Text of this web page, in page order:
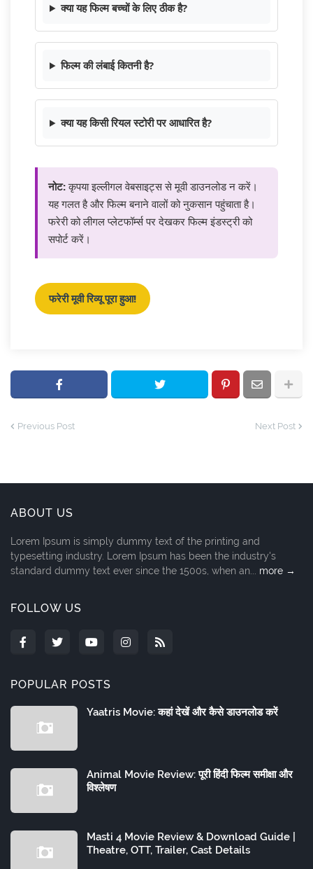
क्या यह फिल्म बच्चों के लिए ठीक है?
फिल्म की लंबाई कितनी है?
क्या यह किसी रियल स्टोरी पर आधारित है?
नोट:कृपया इल्लीगल वेबसाइट्स से मूवी डाउनलोड न करें।
यह गलत है और फिल्म बनाने वालों को नुकसान पहुंचाता है।
फरेरी को लीगल प्लेटफॉर्म्स पर देखकर फिल्म इंडस्ट्री को
सपोर्ट करें।
फरेरी मूवी रिव्यू पूरा हुआ!
Previous Post Next Post
ABOUT US
Lorem Ipsum is simply dummy text of the printing and
typesetting industry. Lorem Ipsum has been the industry's
standard dummy text ever since the 1500s, when an... more →
FOLLOW US
POPULAR POSTS
Yaatris Movie: कहां देखें और कैसे डाउनलोड करें
Animal Movie Review: पूरी हिंदी फिल्म समीक्षा और
विश्लेषण
Masti 4 Movie Review & Download Guide |
Theatre, OTT, Trailer, Cast Details